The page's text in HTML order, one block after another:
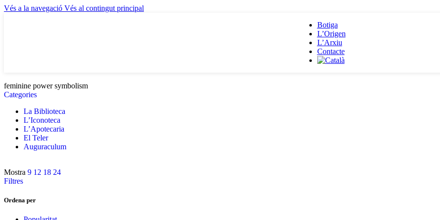
Vés a la navegació Vés al contingut principal
Botiga
L’Origen
L’Arxiu
Contacte
feminine power symbolism
Categories
La Biblioteca
L’Iconoteca
L’Apotecaria
El Teler
Auguraculum
Mostra 9 12 18 24
Filtres
Ordena per